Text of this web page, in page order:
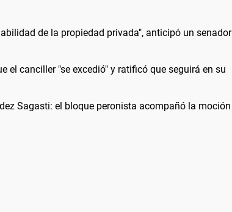
de la propiedad privada", anticipó un senador
el canciller "se excedió" y ratificó que seguirá en su
Sagasti: el bloque peronista acompañó la moción